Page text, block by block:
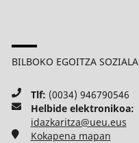
BILBOKO EGOITZA SOZIALA
Tlf: (0034) 946790546
Helbide elektronikoa:
idazkaritza@ueu.eus
Kokapena mapan